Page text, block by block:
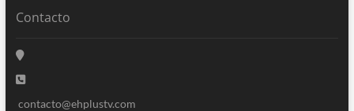
Contacto
contacto@ehplustv.com